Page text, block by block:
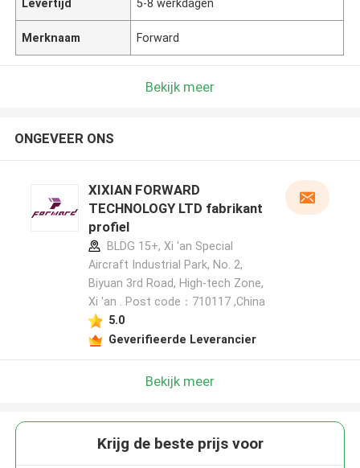
Levertijd 5-8 werkdagen
Merknaam Forward
Bekijk meer
ONGEVEER ONS
XIXIAN FORWARD
TECHNOLOGY LTD fabrikant
profiel
BLDG 15+, Xi 'an Special
Aircraft Industrial Park, No. 2,
Biyuan 3rd Road, High-tech Zone,
Xi 'an . Post code：710117 ,China
5.0
Geverifieerde Leverancier
Bekijk meer
Krijg de beste prijs voor